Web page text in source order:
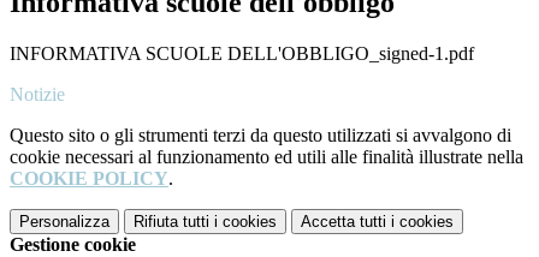
INFORMATIVA SCUOLE DELL'OBBLIGO_signed-1.pdf
Notizie
Questo sito o gli strumenti terzi da questo utilizzati si avvalgono di
cookie necessari al funzionamento ed utili alle finalità illustrate nella
COOKIE POLICY.
Personalizza Rifiuta tutti i cookies Accetta tutti i cookies
Gestione cookie